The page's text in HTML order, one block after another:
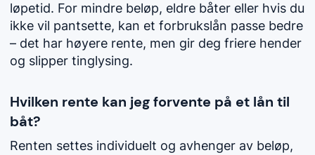
løpetid. For mindre beløp, eldre båter eller hvis du
ikke vil pantsette, kan et forbrukslån passe bedre
– det har høyere rente, men gir deg friere hender
og slipper tinglysing.
Hvilken rente kan jeg forvente på et lån til
båt?
Renten settes individuelt og avhenger av beløp,